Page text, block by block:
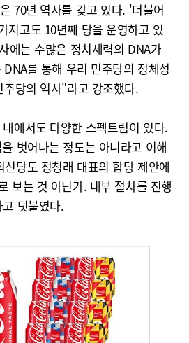
70년 역사를 갖고 있다. '더불어
지고도 10년째 당을 운영하고 있
에는 수많은 정치세력의 DNA가
를 통해 우리 민주당의 정체성
당의 역사"라고 강조했다.
에서도 다양한 스펙트럼이 있다.
벗어나는 정도는 아니라고 이해
당도 정청래 대표의 합당 제안에
보는 것 아닌가. 내부 절차를 진행
덧붙였다.